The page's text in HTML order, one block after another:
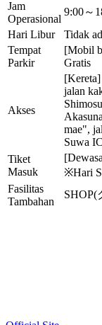
Jam
Operasional
9:00～
Hari Libur
Tidak
Tempat
Parkir
[Mobil
Gratis
Akses
jalan
mae",
Suwa
Tiket
Masuk
※Hari
Fasilitas
Tambahan
SHOP(